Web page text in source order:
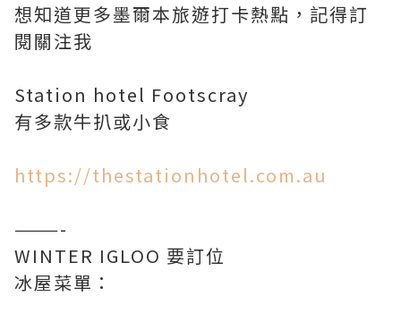
想知道更多墨爾本旅遊打卡熱點，記得訂
閱關注我
Station hotel Footscray
有多款牛扒或小食
https://thestationhotel.com.au
———-
WINTER IGLOO 要訂位
冰屋菜單：